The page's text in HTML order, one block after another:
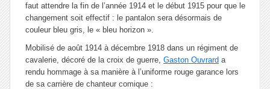
faut attendre la fin de l’année 1914 et le début 1915 pour que le
changement soit effectif : le pantalon sera désormais de
couleur bleu gris, le « bleu horizon ».
Mobilisé de août 1914 à décembre 1918 dans un régiment de
cavalerie, décoré de la croix de guerre, Gaston Ouvrard a
rendu hommage à sa manière à l’uniforme rouge garance lors
de sa carrière de chanteur comique :